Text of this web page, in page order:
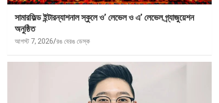
সামারফিল্ড ইন্টারন্যাশনাল স্কুলে ও’ লেভেল ও এ’ লেভেল গ্র্যাজুয়েশন
অনুষ্ঠিত
আগস্ট 7, 2026 রঙ বেরঙ ডেস্ক